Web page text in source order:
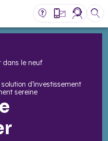
dans le neuf
d’investissement
sereine